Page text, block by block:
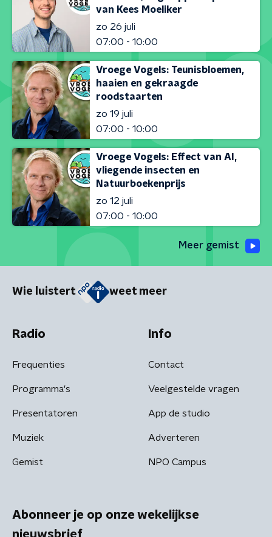
van Kees Moeliker
zo 26 juli
07:00 - 10:00
Vroege Vogels: Teunisbloemen,
haaien en gekraagde
roodstaarten
zo 19 juli
07:00 - 10:00
Vroege Vogels: Effect van AI,
vliegende insecten en
Natuurboekenprijs
zo 12 juli
07:00 - 10:00
Meer gemist
Wie luistert weet meer
Radio
Frequenties
Programma's
Presentatoren
Muziek
Gemist
Info
Contact
Veelgestelde vragen
App de studio
Adverteren
NPO Campus
Abonneer je op onze wekelijkse
nieuwsbrief